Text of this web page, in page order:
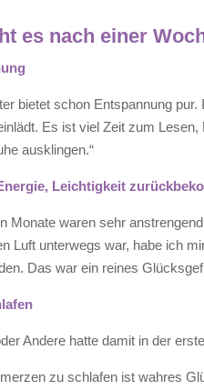
es nach einer
bietet schon Entspannung
Es ist viel Zeit zum
ausklingen.“
Leichtigkeit
Monate waren sehr
Luft unterwegs war, habe ich
Das war ein reines
Andere hatte damit in der
zu schlafen ist wahres